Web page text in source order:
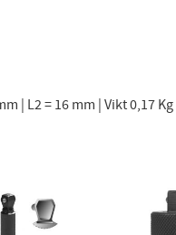
| L2 = 16 mm | Vikt 0,17 Kg